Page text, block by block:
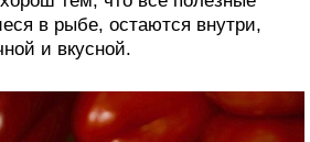
в рыбе, остаются внутри,
и вкусной.